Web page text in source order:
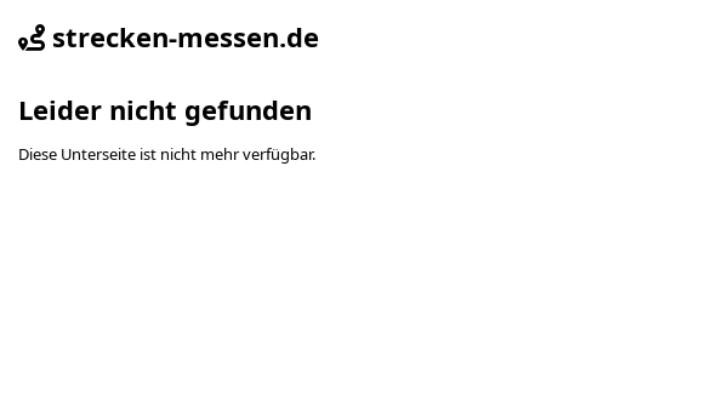
strecken-messen.de
Leider nicht gefunden
Diese Unterseite ist nicht mehr verfügbar.